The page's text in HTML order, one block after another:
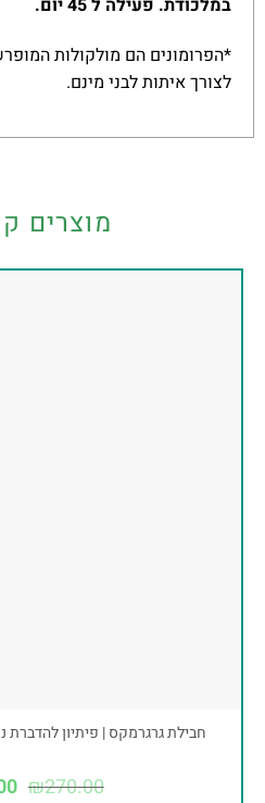
במלכודת. פעילה ל 45 יום
.
*הפרומונים הם מולקולות
לצורך איתות לבני מינם.
מוצרים
חבילת גרגרמקס | פיתיון
₪270.00